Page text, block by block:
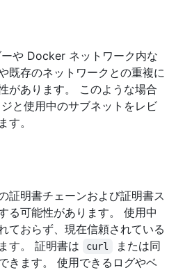
や Docker ネットワーク内な
既存のネットワークとの重複に
があります。 このような場合
と使用中のサブネットをレビ
す。
証明書チェーンおよび証明書ス
る可能性があります。 使用中
ておらず、現在信頼されている
す。 証明書は
curl
または同
きます。 使用できるログやベ